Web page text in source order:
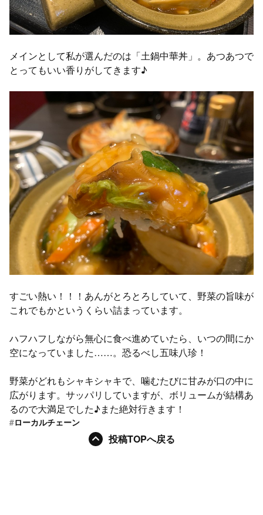
メインとして私が選んだのは「土鍋中華丼」。あつあつで
とってもいい香りがしてきます♪
すごい熱い！！！あんがとろとろしていて、野菜の旨味が
これでもかというくらい詰まっています。
ハフハフしながら無心に食べ進めていたら、いつの間にか
空になっていました……。恐るべし五味八珍！
野菜がどれもシャキシャキで、噛むたびに甘みが口の中に
広がります。サッパリしていますが、ボリュームが結構あ
るので大満足でした♪また絶対行きます！
#ローカルチェーン
投稿TOPへ戻る